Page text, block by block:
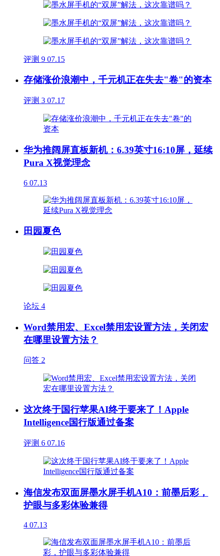
评测 9 07.15
存储涨价浪潮中，千元机正在失去"卷"的资本
评测 3 07.17
华为推阔屏直板新机：6.39英寸16:10屏，延续
Pura X视觉理念
6 07.13
田园夏色
论坛 4
Word禁用宏、Excel禁用宏设置方法，关闭宏
在哪里设置方法？
问答 2
这次终于国行苹果AI终于要来了！Apple
Intelligence国行版通过备案
评测 6 07.16
海信发布双面屏墨水屏手机A10：前墨后彩，
护眼与多彩体验兼得
4 07.13